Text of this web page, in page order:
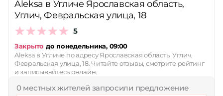
Aleksa в Угличе Ярославская область,
Углич, Февральская улица, 18
5
Закрыто до понедельника, 09:00
Aleksa в Угличе по адресу Ярославская область, Углич,
Февральская улица, 18. Читайте отзывы, смотрите рейтинг
и записывайтесь онлайн.
0 местных жителей запросили предложение